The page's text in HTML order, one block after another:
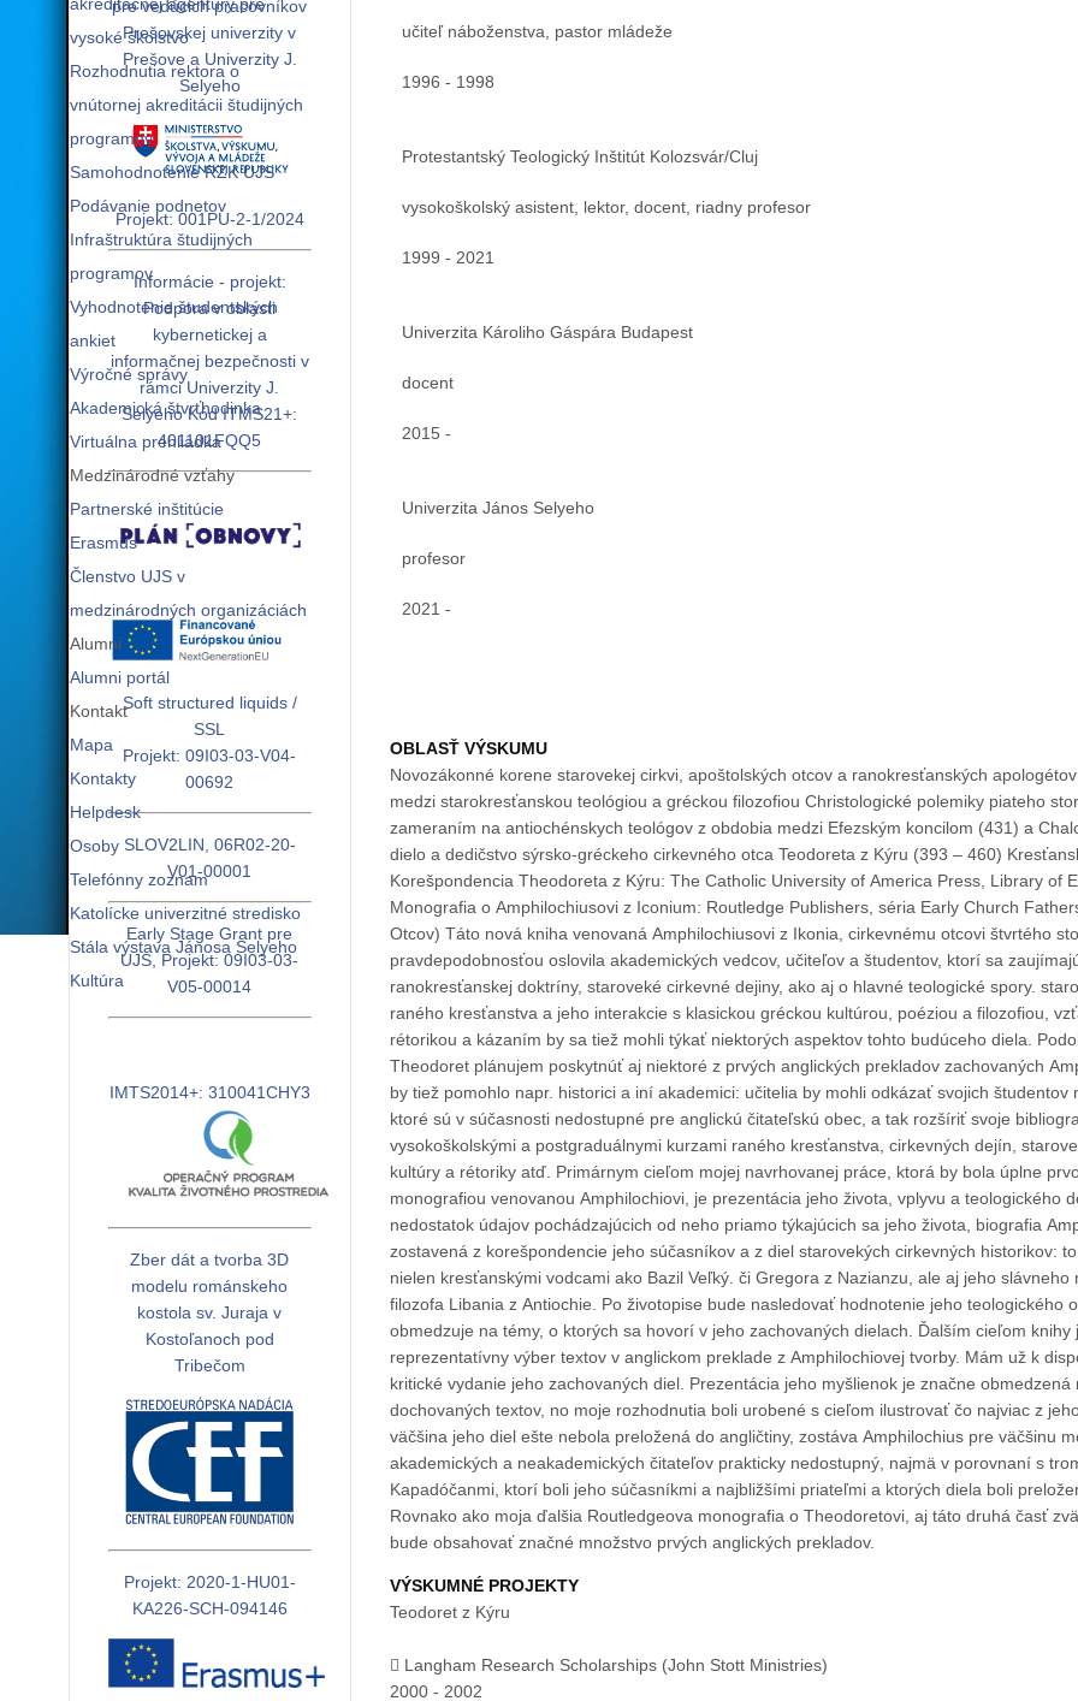
vysoké školstvo
Rozhodnutia rektora o
vnútornej akreditácii študijných
programov
Samohodnotenie RZK UJS
Podávanie podnetov
Infraštruktúra študijných
programov
Vyhodnotenie študentských
ankiet
Výročné správy
Akademická štvrťhodinka
Virtuálna prehliadka
Medzinárodné vzťahy
Partnerské inštitúcie
Erasmus
Členstvo UJS v
medzinárodných organizáciách
Alumni
Alumni portál
Kontakt
Mapa
Kontakty
Helpdesk
Osoby
Telefónny zoznam
Katolícke univerzitné stredisko
Stála výstava Jánosa Selyeho
Kultúra
učiteľ náboženstva, pastor mládeže
1996 - 1998
Protestantský Teologický Inštitút Kolozsvár/Cluj
vysokoškolský asistent, lektor, docent, riadny profesor
1999 - 2021
Univerzita Károliho Gáspára Budapest
docent
2015 -
Univerzita János Selyeho
profesor
2021 -
OBLASŤ VÝSKUMU
Novozákonné korene starovekej cirkvi, apoštolských otcov a ranokresťanských apologétov Body
medzi starokresťanskou teológiou a gréckou filozofiou Christologické polemiky piateho storočia s osobitným
zameraním na antiochénskych teológov z obdobia medzi Efezským koncilom (431) a
dielo a dedičstvo sýrsko-gréckeho cirkevného otca Teodoreta z Kýru (393 – 460) Kresťanská diakonická práca
Korešpondencia Theodoreta z Kýru: The Catholic University of America Press, Library of
Monografia o Amphilochiusovi z Iconium: Routledge Publishers, séria Early Church
Otcov) Táto nová kniha venovaná Amphilochiusovi z Ikonia, cirkevnému otcovi štvrtého storočia, by s najväčšou
pravdepodobnosťou oslovila akademických vedcov, učiteľov a študentov, ktorí sa
ranokresťanskej doktríny, staroveké cirkevné dejiny, ako aj o hlavné teologické spory.
raného kresťanstva a jeho interakcie s klasickou gréckou kultúrou, poéziou a filozofiou,
rétorikou a kázaním by sa tiež mohli týkať niektorých aspektov tohto budúceho diela.
Theodoret plánujem poskytnúť aj niektoré z prvých anglických prekladov zachovaných
by tiež pomohlo napr. historici a iní akademici: učitelia by mohli odkázať svojich študentov
ktoré sú v súčasnosti nedostupné pre anglickú čitateľskú obec, a tak rozšíriť svoje
vysokoškolskými a postgraduálnymi kurzami raného kresťanstva, cirkevných dejín,
kultúry a rétoriky atď. Primárnym cieľom mojej navrhovanej práce, ktorá by bola úplne prvou anglickou
monografiou venovanou Amphilochiovi, je prezentácia jeho života, vplyvu a teologického
nedostatok údajov pochádzajúcich od neho priamo týkajúcich sa jeho života, biografia
zostavená z korešpondencie jeho súčasníkov a z diel starovekých cirkevných historikov:
nielen kresťanskými vodcami ako Bazil Veľký. či Gregora z Nazianzu, ale aj jeho
filozofa Libania z Antiochie. Po životopise bude nasledovať hodnotenie jeho teologického
obmedzuje na témy, o ktorých sa hovorí v jeho zachovaných dielach. Ďalším cieľom knihy je poskytnúť
reprezentatívny výber textov v anglickom preklade z Amphilochiovej tvorby. Mám už k
kritické vydanie jeho zachovaných diel. Prezentácia jeho myšlienok je značne obmedzená
dochovaných textov, no moje rozhodnutia boli urobené s cieľom ilustrovať čo najviac z
väčšina jeho diel ešte nebola preložená do angličtiny, zostáva Amphilochius pre väčšinu
akademických a neakademických čitateľov prakticky nedostupný, najmä v porovnaní s
Kapadóčanmi, ktorí boli jeho súčasníkmi a najbližšími priateľmi a ktorých diela boli
Rovnako ako moja ďalšia Routledgeova monografia o Theodoretovi, aj táto druhá časť
bude obsahovať značné množstvo prvých anglických prekladov.
VÝSKUMNÉ PROJEKTY
Teodoret z Kýru
 Langham Research Scholarships (John Stott Ministries)
2000 - 2002
pre vedúcich pracovníkov
Prešovskej univerzity v
Prešove a Univerzity J.
Selyeho
Projekt: 001PU-2-1/2024
Informácie - projekt:
Podpora v oblasti
kybernetickej a
informačnej bezpečnosti v
rámci Univerzity J.
Selyeho Kód ITMS21+:
401101FQQ5
Soft structured liquids /
SSL
Projekt: 09I03-03-V04-
00692
SLOV2LIN, 06R02-20-
V01-00001
Early Stage Grant pre
UJS, Projekt: 09I03-03-
V05-00014
IMTS2014+: 310041CHY3
Zber dát a tvorba 3D
modelu románskeho
kostola sv. Juraja v
Kostoľanoch pod
Tribečom
Projekt: 2020-1-HU01-
KA226-SCH-094146